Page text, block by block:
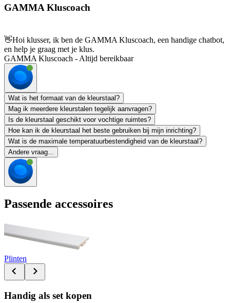
GAMMA Kluscoach
👋Hoi klusser, ik ben de GAMMA Kluscoach, een handige chatbot,
en help je graag met je klus.
GAMMA Kluscoach - Altijd bereikbaar
Wat is het formaat van de kleurstaal?
Mag ik meerdere kleurstalen tegelijk aanvragen?
Is de kleurstaal geschikt voor vochtige ruimtes?
Hoe kan ik de kleurstaal het beste gebruiken bij mijn inrichting?
Wat is de maximale temperatuurbestendigheid van de kleurstaal?
Andere vraag...
Passende accessoires
Plinten
Handig als set kopen